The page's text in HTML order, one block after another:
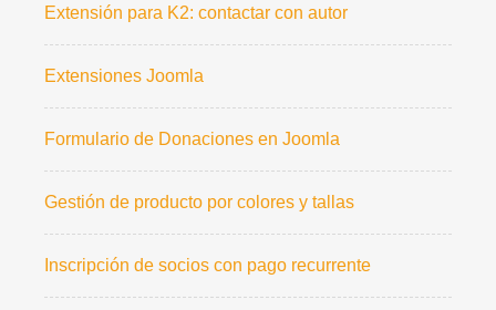
Extensión para K2: contactar con autor
Extensiones Joomla
Formulario de Donaciones en Joomla
Gestión de producto por colores y tallas
Inscripción de socios con pago recurrente